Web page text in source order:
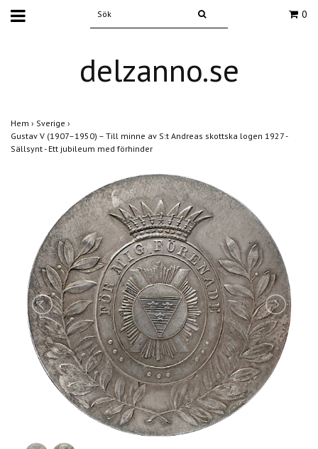
0
delzanno.se
Hem › Sverige ›
Gustav V (1907–1950) – Till minne av S:t Andreas skottska logen 1927 -
Sällsynt - Ett jubileum med förhinder